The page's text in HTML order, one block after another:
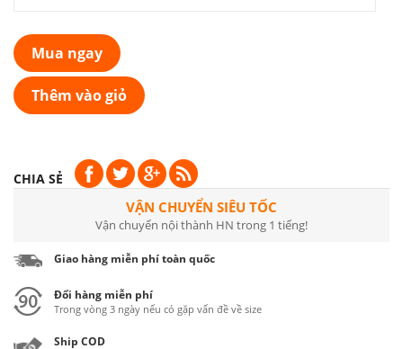
Mua ngay
Thêm vào giỏ
CHIA SẺ
VẬN CHUYỂN SIÊU TỐC
Vận chuyển nội thành HN trong 1 tiếng!
Giao hàng miễn phí toàn quốc
Đổi hàng miễn phí
Trong vòng 3 ngày nếu có gặp vấn đề về size
Ship COD